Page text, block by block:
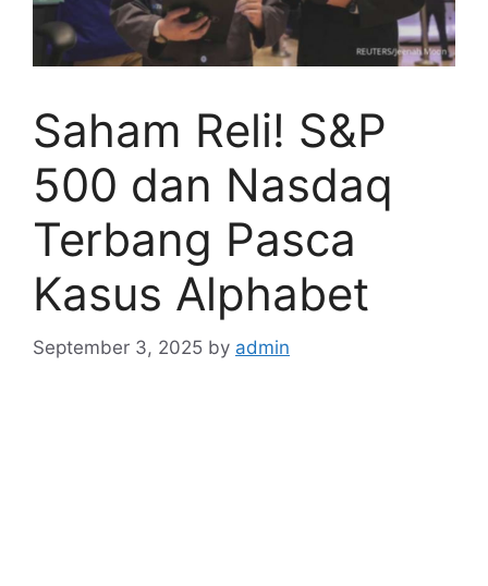
Saham Reli! S&P
500 dan Nasdaq
Terbang Pasca
Kasus Alphabet
September 3, 2025 by admin